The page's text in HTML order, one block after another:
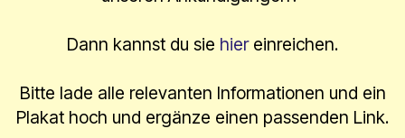
Dann kannst du sie hier einreichen.
Bitte lade alle relevanten Informationen und ein
Plakat hoch und ergänze einen passenden Link.